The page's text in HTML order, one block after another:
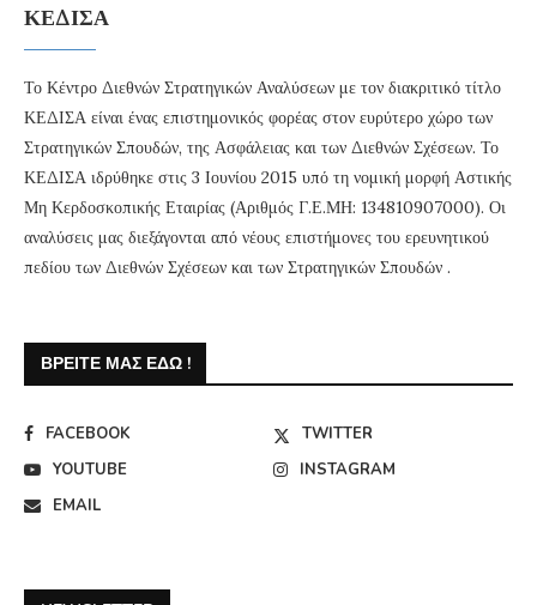
ΚΕΔΙΣΑ
Το Κέντρο Διεθνών Στρατηγικών Αναλύσεων με τον διακριτικό τίτλο
ΚΕΔΙΣΑ είναι ένας επιστημονικός φορέας στον ευρύτερο χώρο των
Στρατηγικών Σπουδών, της Ασφάλειας και των Διεθνών Σχέσεων. Το
ΚΕΔΙΣΑ ιδρύθηκε στις 3 Ιουνίου 2015 υπό τη νομική μορφή Αστικής
Μη Κερδοσκοπικής Εταιρίας (Αριθμός Γ.Ε.ΜΗ: 134810907000). Οι
αναλύσεις μας διεξάγονται από νέους επιστήμονες του ερευνητικού
πεδίου των Διεθνών Σχέσεων και των Στρατηγικών Σπουδών .
ΒΡΕΊΤΕ ΜΑΣ ΕΔΏ !
FACEBOOK
TWITTER
YOUTUBE
INSTAGRAM
EMAIL